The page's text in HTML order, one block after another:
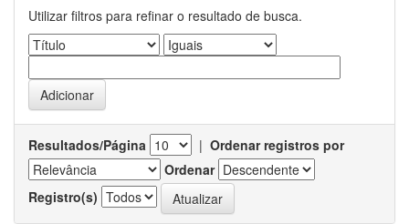
Utilizar filtros para refinar o resultado de busca.
Resultados/Página | Ordenar registros por
Ordenar
Registro(s)